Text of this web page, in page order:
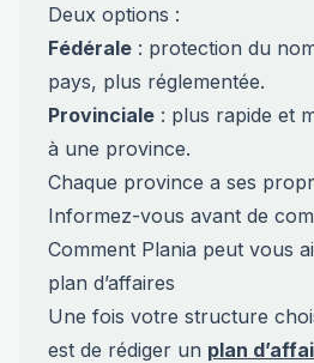
Deux options :
Fédérale : protection du
pays, plus réglementée.
Provinciale : plus rapide et
à une province.
Chaque province a ses
Informez-vous avant de
Comment Plania peut vous
plan d’affaires
Une fois votre structure
est de rédiger un plan